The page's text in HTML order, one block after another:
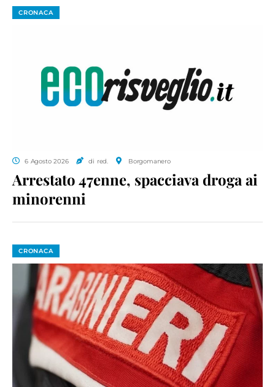
CRONACA
6 Agosto 2026 di red. Borgomanero
Arrestato 47enne, spacciava droga ai
minorenni
CRONACA